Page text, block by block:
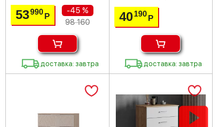
53990Р
-45 %
98 160
доставка: завтра
40 190 Р
доставка: завтра